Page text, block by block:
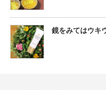
鏡をみてはウキ